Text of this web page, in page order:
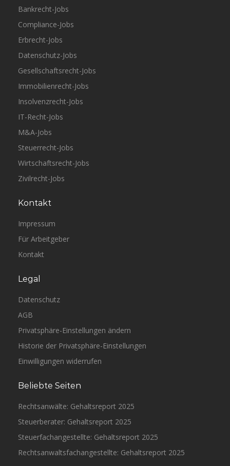
Bankrecht-Jobs
Compliance-Jobs
Erbrecht-Jobs
Datenschutz-Jobs
Gesellschaftsrecht-Jobs
Immobilienrecht-Jobs
Insolvenzrecht-Jobs
IT-Recht-Jobs
M&A-Jobs
Steuerrecht-Jobs
Wirtschaftsrecht-Jobs
Zivilrecht-Jobs
Kontakt
Impressum
Für Arbeitgeber
Kontakt
Legal
Datenschutz
AGB
Privatsphäre-Einstellungen ändern
Historie der Privatsphäre-Einstellungen
Einwilligungen widerrufen
Beliebte Seiten
Rechtsanwälte: Gehaltsreport 2025
Steuerberater: Gehaltsreport 2025
Steuerfachangestellte: Gehaltsreport 2025
Rechtsanwaltsfachangestellte: Gehaltsreport 2025